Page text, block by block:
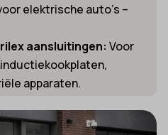
elektrische auto’s –
aansluitingen: Voor
apparaten.